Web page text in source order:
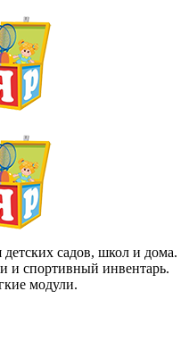
садов, школ и дома.
и спортивный инвентарь.
модули.